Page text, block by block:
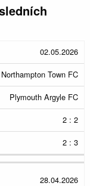
Konec
zápasu
02.05.2026
Northampton Town FC
Plymouth Argyle FC
2 : 2
2 : 3
28.04.2026